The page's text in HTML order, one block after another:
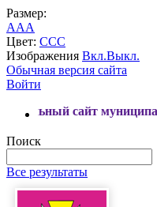
Размер:
AAA
Цвет: CCC
Изображения Вкл.Выкл.
Обычная версия сайта
Войти
муниципального
Поиск
Все результаты